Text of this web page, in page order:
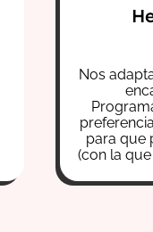
Nos
para que
(con la